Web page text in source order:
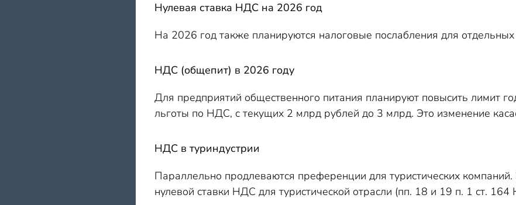
Нулевая ставка НДС на 2026 год
На 2026 год также планируются налоговые послабления для отдельных
НДС (общепит) в 2026 году
Для предприятий общественного питания планируют повысить лимит
льготы по НДС, с текущих 2 млрд рублей до 3 млрд. Это изменение
НДС в туриндустрии
Параллельно продлеваются преференции для туристических
нулевой ставки НДС для туристической отрасли (пп. 18 и 19 п. 1 ст.